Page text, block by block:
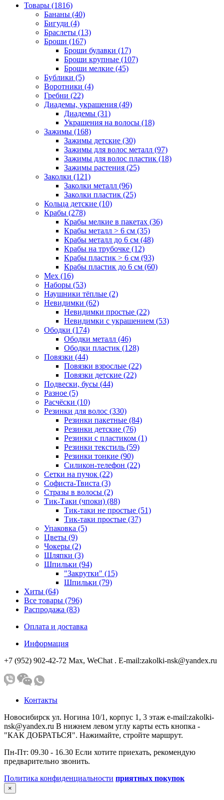
Товары (1816)
Бананы (40)
Бигуди (4)
Браслеты (13)
Броши (167)
Броши булавки (17)
Броши крупные (107)
Броши мелкие (45)
Бублики (5)
Воротники (4)
Гребни (22)
Диадемы, украшения (49)
Диадемы (31)
Украшения на волосы (18)
Зажимы (168)
Зажимы детские (30)
Зажимы для волос металл (97)
Зажимы для волос пластик (18)
Зажимы растения (25)
Заколки (121)
Заколки металл (96)
Заколки пластик (25)
Кольца детские (10)
Крабы (278)
Крабы мелкие в пакетах (36)
Крабы металл > 6 см (35)
Крабы металл до 6 см (48)
Крабы на трубочке (12)
Крабы пластик > 6 см (93)
Крабы пластик до 6 см (60)
Мех (16)
Наборы (53)
Наушники тёплые (2)
Невидимки (62)
Невидимки простые (22)
Невидимки с украшением (53)
Ободки (174)
Ободки металл (46)
Ободки пластик (128)
Повязки (44)
Повязки взрослые (22)
Повязки детские (22)
Подвески, бусы (44)
Разное (5)
Расчёски (10)
Резинки для волос (330)
Резинки пакетные (84)
Резинки детские (76)
Резинки с пластиком (1)
Резинки текстиль (59)
Резинки тонкие (90)
Силикон-телефон (22)
Сетки на пучок (22)
Софиста-Твиста (3)
Стразы в волосы (2)
Тик-Таки (чпоки) (88)
Тик-таки не простые (51)
Тик-таки простые (37)
Упаковка (5)
Цветы (9)
Чокеры (2)
Шляпки (3)
Шпильки (94)
"Закрутки" (15)
Шпильки (79)
Хиты (64)
Все товары (796)
Распродажа (83)
Оплата и доставка
Информация
+7 (952) 902-42-72 Мах, WeChat . E-mail:zakolki-nsk@yandex.ru
Контакты
Новосибирск ул. Ногина 10/1, корпус 1, 3 этаж e-mail:zakolki-
nsk@yandex.ru В нижнем левом углу карты есть кнопка -
"КАК ДОБРАТЬСЯ". Нажимайте, стройте маршрут.
Пн-Пт: 09.30 - 16.30 Если хотите приехать, рекомендую
предварительно звонить.
Политика конфиденциальности приятных покупок
×